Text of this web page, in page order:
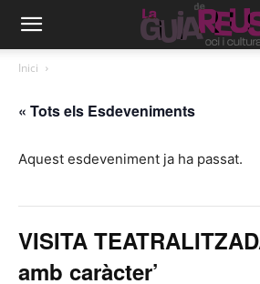
Inici
« Tots els Esdeveniments
Aquest esdeveniment ja ha passat.
VISITA
amb caràcter’